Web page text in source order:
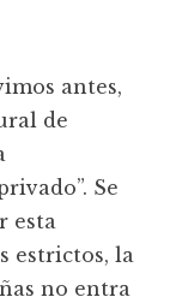
antes,
de
Se
esta
estrictos, la
no entra